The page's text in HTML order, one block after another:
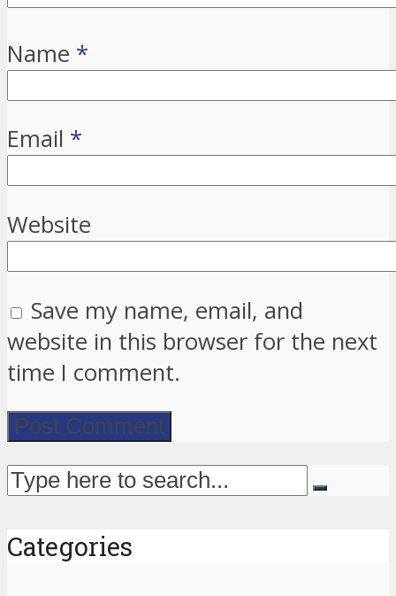
Name *
Email *
Website
Save my name, email, and
website in this browser for the next
time I comment.
Categories